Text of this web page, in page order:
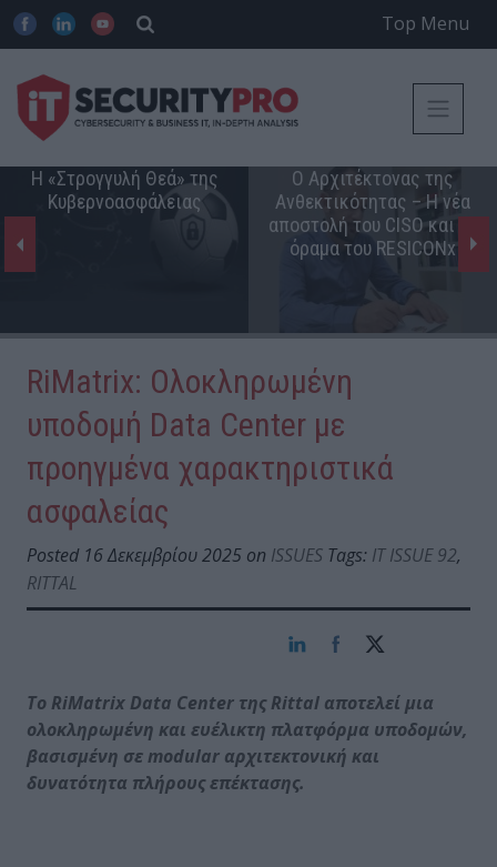
Top Menu
Η «Στρογγυλή Θεά» της
Κυβερνοασφάλειας
Ο Αρχιτέκτονας της
Ανθεκτικότητας – Η νέα
αποστολή του CISO και το
όραμα του RESICONx
RiMatrix: Ολοκληρωμένη
υποδομή Data Center με
προηγμένα χαρακτηριστικά
ασφαλείας
Posted 16 Δεκεμβρίου 2025 on ISSUES Tags: IT ISSUE 92,
RITTAL
Το RiMatrix Data Center της Rittal αποτελεί μια
ολοκληρωμένη και ευέλικτη πλατφόρμα υποδομών,
βασισμένη σε modular αρχιτεκτονική και
δυνατότητα πλήρους επέκτασης.